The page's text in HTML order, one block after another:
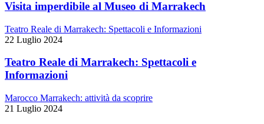
Visita imperdibile al Museo di Marrakech
Teatro Reale di Marrakech: Spettacoli e Informazioni
22 Luglio 2024
Teatro Reale di Marrakech: Spettacoli e
Informazioni
Marocco Marrakech: attività da scoprire
21 Luglio 2024